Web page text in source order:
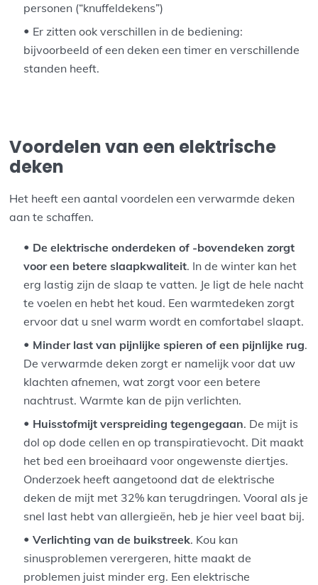
personen (“knuffeldekens”)
Er zitten ook verschillen in de bediening:
bijvoorbeeld of een deken een timer en verschillende
standen heeft.
Voordelen van een elektrische
deken
Het heeft een aantal voordelen een verwarmde deken
aan te schaffen.
De elektrische onderdeken of -bovendeken zorgt
voor een betere slaapkwaliteit. In de winter kan het
erg lastig zijn de slaap te vatten. Je ligt de hele nacht
te voelen en hebt het koud. Een warmtedeken zorgt
ervoor dat u snel warm wordt en comfortabel slaapt.
Minder last van pijnlijke spieren of een pijnlijke rug.
De verwarmde deken zorgt er namelijk voor dat uw
klachten afnemen, wat zorgt voor een betere
nachtrust. Warmte kan de pijn verlichten.
Huisstofmijt verspreiding tegengegaan. De mijt is
dol op dode cellen en op transpiratievocht. Dit maakt
het bed een broeihaard voor ongewenste diertjes.
Onderzoek heeft aangetoond dat de elektrische
deken de mijt met 32% kan terugdringen. Vooral als je
snel last hebt van allergieën, heb je hier veel baat bij.
Verlichting van de buikstreek. Kou kan
sinusproblemen verergeren, hitte maakt de
problemen juist minder erg. Een elektrische